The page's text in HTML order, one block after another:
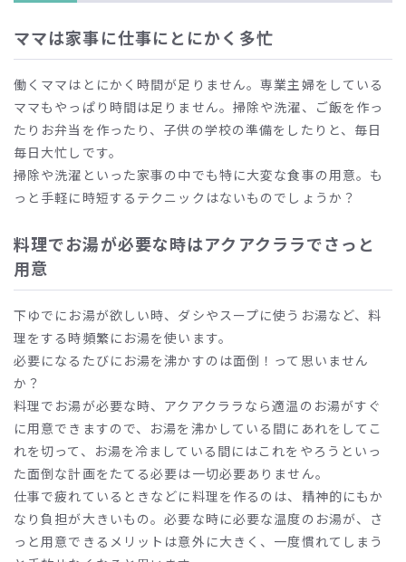
ママは家事に仕事にとにかく多忙
働くママはとにかく時間が足りません。専業主婦をしている
ママもやっぱり時間は足りません。掃除や洗濯、ご飯を作っ
たりお弁当を作ったり、子供の学校の準備をしたりと、毎日
毎日大忙しです。
掃除や洗濯といった家事の中でも特に大変な食事の用意。も
っと手軽に時短するテクニックはないものでしょうか？
料理でお湯が必要な時はアクアクララでさっと
用意
下ゆでにお湯が欲しい時、ダシやスープに使うお湯など、料
理をする時頻繁にお湯を使います。
必要になるたびにお湯を沸かすのは面倒！って思いません
か？
料理でお湯が必要な時、アクアクララなら適温のお湯がすぐ
に用意できますので、お湯を沸かしている間にあれをしてこ
れを切って、お湯を冷ましている間にはこれをやろうといっ
た面倒な計画をたてる必要は一切必要ありません。
仕事で疲れているときなどに料理を作るのは、精神的にもか
なり負担が大きいもの。必要な時に必要な温度のお湯が、さ
っと用意できるメリットは意外に大きく、一度慣れてしまう